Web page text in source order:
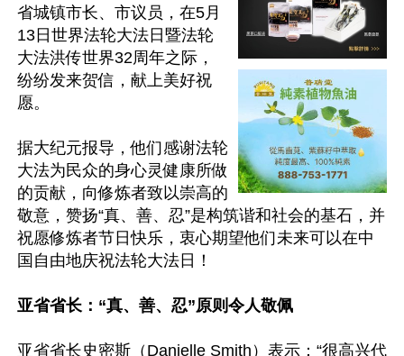
省城镇市长、市议员，在5月
13日世界法轮大法日暨法轮
大法洪传世界32周年之际，
纷纷发来贺信，献上美好祝
愿。
据大纪元报导，他们感谢法轮
大法为民众的身心灵健康所做
的贡献，向修炼者致以崇高的
敬意，赞扬“真、善、忍”是构筑谐和社会的基石，并
祝愿修炼者节日快乐，衷心期望他们未来可以在中
国自由地庆祝法轮大法日！
亚省省长：“真、善、忍”原则令人敬佩
亚省省长史密斯（Danielle Smith）表示：“很高兴代